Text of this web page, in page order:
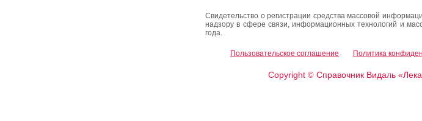
Свидетельство о регистрации средства массовой
надзору в сфере связи, информационных технологий и
года.
Пользовательское соглашение Политика
Copyright ©Справочник Видаль